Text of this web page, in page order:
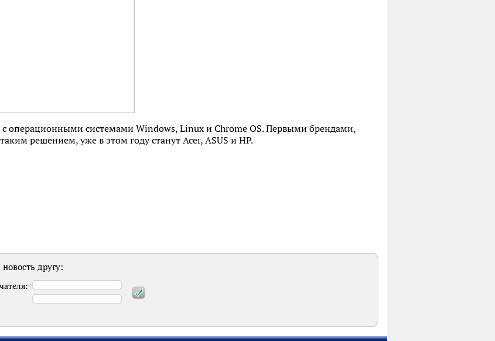
операционными системами Windows, Linux и Chrome OS. Первыми брендами,
решением, уже в этом году станут Acer, ASUS и HP.
другу: